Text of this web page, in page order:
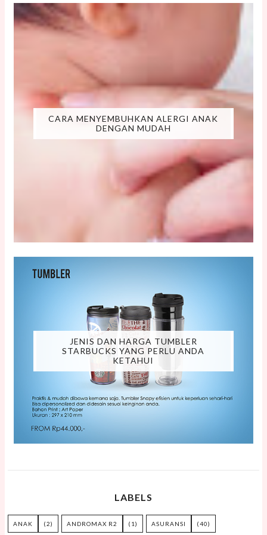
CARA MENYEMBUHKAN ALERGI ANAK
DENGAN MUDAH
JENIS DAN HARGA TUMBLER
STARBUCKS YANG PERLU ANDA
KETAHUI
LABELS
ANAK (2) ANDROMAX R2 (1) ASURANSI (40)